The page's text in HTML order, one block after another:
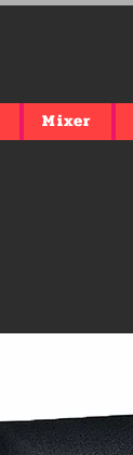
Mixer